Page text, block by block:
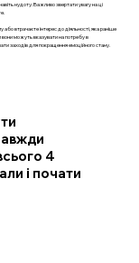
нудоту. Важливо звертати увагу на ці
втрачаєте інтерес до діяльності, яка раніше
вони можуть вказувати на потребу в
заходів для покращення емоційного стану.
4
і почати